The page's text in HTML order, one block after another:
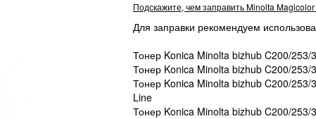
Подскажите, чем заправить Minolta
Для заправки рекомендуем
Тонер Konica Minolta bizhub C200/
Тонер Konica Minolta bizhub C200/
Тонер Konica Minolta bizhub C200/
Line
Тонер Konica Minolta bizhub C200/